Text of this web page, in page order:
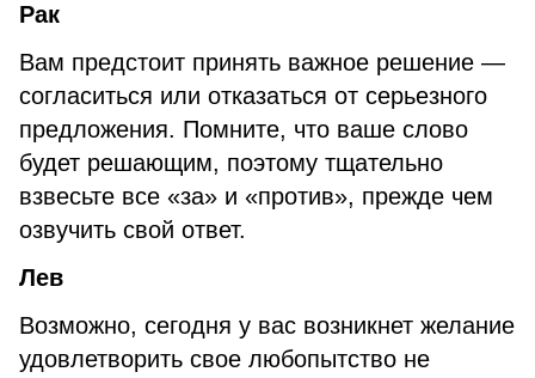
Рак
Вам предстоит принять важное решение —
согласиться или отказаться от серьезного
предложения. Помните, что ваше слово
будет решающим, поэтому тщательно
взвесьте все «за» и «против», прежде чем
озвучить свой ответ.
Лев
Возможно, сегодня у вас возникнет желание
удовлетворить свое любопытство не